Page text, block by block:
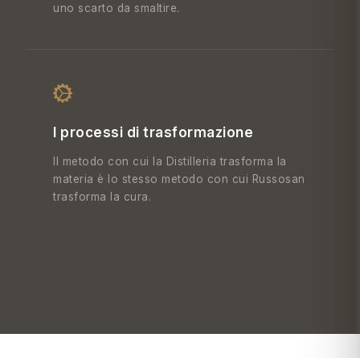
uno scarto da smaltire.
I processi di trasformazione
Il metodo con cui la Distilleria trasforma la
materia è lo stesso metodo con cui Russosan
trasforma la cura.